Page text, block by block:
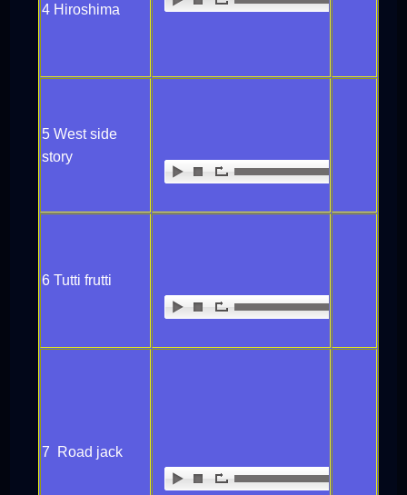
4 Hiroshima
5 West side
story
6 Tutti frutti
7 Road jack